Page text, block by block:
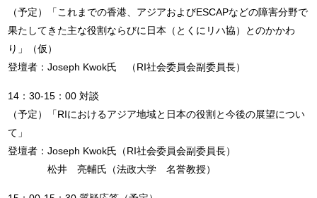
（予定）「これまでの香港、アジアおよびESCAPなどの障害分野で
果たしてきた主な役割ならびに日本（とくにリハ協）とのかかわ
り」（仮）
登壇者：Joseph Kwok氏 （RI社会委員会副委員長）
14：30-15：00 対談
（予定）「RIにおけるアジア地域と日本の役割と今後の展望につい
て」
登壇者：Joseph Kwok氏（RI社会委員会副委員長）
松井 亮輔氏（法政大学 名誉教授）